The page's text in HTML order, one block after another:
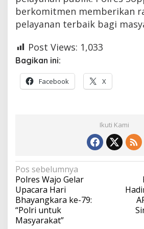
berkomitmen memberikan
pelayanan terbaik bagi
Post Views: 1,033
Bagikan ini:
Facebook X
Ikuti Kami
Navigasi
pos
Pos sebelumnya
Polres Wajo Gelar
Upacara Hari
Bhayangkara ke-79:
“Polri untuk
Masyarakat”